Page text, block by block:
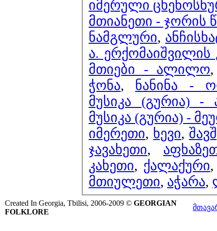
იმერული
მთიანეთი - ჯორის
ნამგლური,
ა. ერქომაიშვილის
მთიები - ალილო
ჭონა, ნანინა -
მუსიკა
მუსიკა (გურია) -
იმერეთი, ხევი,
ჯავახეთი,
კახეთი, ქალაქური
მთიულეთი, აჭარა,
Created In Georgia, Tbilisi, 2006-2009 © GEORGIAN
FOLKLORE